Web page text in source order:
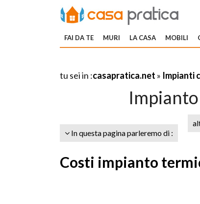
FAI DA TE MURI LA CASA MOBILI
tu sei in :casapratica.net » Impianti
In questa pagina parleremo di :
Costi impianto